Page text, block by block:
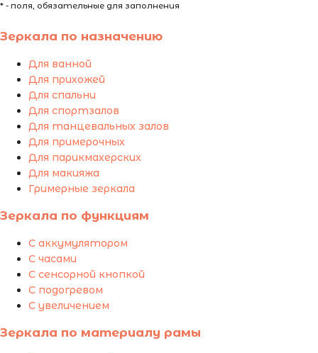
* - поля, обязательные для заполнения
Зеркала по назначению
Для ванной
Для прихожей
Для спальни
Для спортзалов
Для танцевальных залов
Для примерочных
Для парикмахерских
Для макияжа
Гримерные зеркала
Зеркала по функциям
С аккумулятором
С часами
С сенсорной кнопкой
С подогревом
С увеличением
Зеркала по материалу рамы